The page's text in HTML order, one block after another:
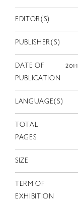
JP
EN
EDITOR(S)
PUBLISHER(S)
DATE OF
PUBLICATION
2011
LANGUAGE(S)
TOTAL
PAGES
SIZE
TERM OF
EXHIBITION